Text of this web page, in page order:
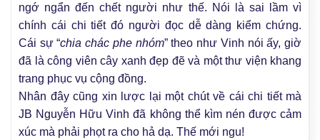
ngớ ngẩn đến chết người như thế. Nói là sai lầm vì
chính cái chi tiết đó người đọc dễ dàng kiểm chứng.
Cái sự “chia chác phe nhóm” theo như Vinh nói ấy, giờ
đã là công viên cây xanh đẹp đẽ và một thư viện khang
trang phục vụ cộng đồng.
Nhân đây cũng xin lược lại một chút về cái chi tiết mà
JB Nguyễn Hữu Vinh đã không thể kìm nén được cảm
xúc mà phải phọt ra cho hả dạ. Thế mới ngu!